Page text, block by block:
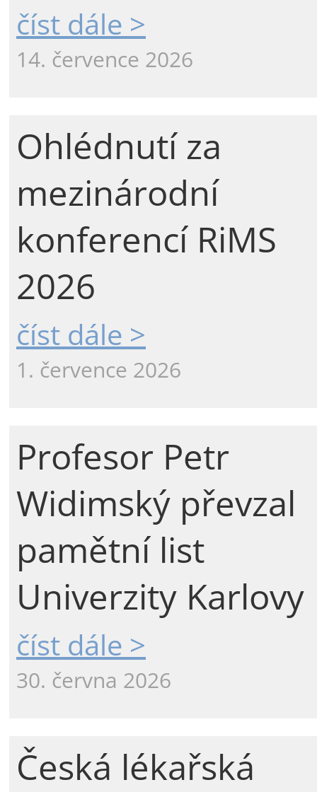
číst dále >
14. července 2026
Ohlédnutí za
mezinárodní
konferencí RiMS
2026
číst dále >
1. července 2026
Profesor Petr
Widimský převzal
pamětní list
Univerzity Karlovy
číst dále >
30. června 2026
Česká lékařská